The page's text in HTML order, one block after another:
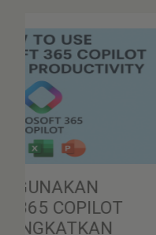
MENGUASAI
COPILOT
2025-09-24
Microsoft Copilot
terkini yang
meningkatkan
kerja. Dengan
kecerdasan buatan